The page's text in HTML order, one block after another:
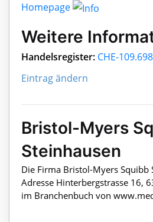
Homepage
Weitere
Handelsregister: CHE-
Eintrag ändern
Bristol-Myers
Steinhausen
Die Firma Bristol-Myers Squibb
Adresse Hinterbergstrasse 16,
im Branchenbuch von